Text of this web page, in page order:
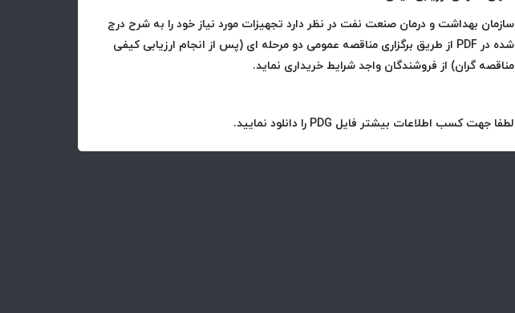
سازمان بهداشت و درمان صنعت نفت در نظر دارد تجهیزات مورد نیاز خود را به شرح درج
شده در PDF از طریق برگزاری مناقصه عمومی دو مرحله ای (پس از انجام ارزیابی کیفی
مناقصه گران) از فروشندگان واجد شرایط خریداری نماید.
لطفا جهت کسب اطلاعات بیشتر فایل PDG را دانلود نمایید.